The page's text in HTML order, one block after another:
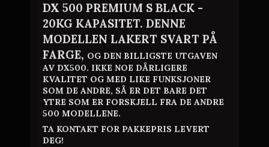
DX 500 PREMIUM S BLACK -
20KG KAPASITET. DENNE
MODELLEN LAKERT SVART PÅ
FARGE, OG DEN BILLIGSTE UTGAVEN
AV DX500. IKKE NOE DÅRLIGERE
KVALITET OG MED LIKE FUNKSJONER
SOM DE ANDRE, SÅ ER DET BARE DET
YTRE SOM ER FORSKJELL FRA DE ANDRE
500 MODELLENE.
TA KONTAKT FOR PAKKEPRIS LEVERT
DEG!